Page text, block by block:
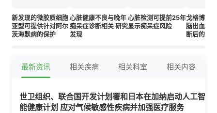
新发现的微胶质细胞
亚型可提供针对阿尔
茨海默病的保护
心脏健康不良与晚年
痴呆症诊断相关 研究
发现
心脏检测可提前25年
显示痴呆症风险
戈格博克
脑出血和
断后的生
最新资讯 相关疾病 相关科室 相关内容
世卫组织、联合国开发计划署和日本在加纳启动人工智
能健康计划 应对气候敏感性疾病并加强医疗服务